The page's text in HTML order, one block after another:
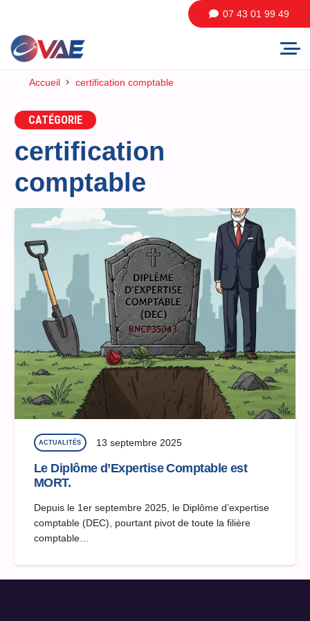
07 43 01 99 49
Accueil certification comptable
CATÉGORIE
certification
comptable
ACTUALITÉS 13 septembre 2025
Le Diplôme d’Expertise Comptable est
MORT.
Depuis le 1er septembre 2025, le Diplôme d’expertise
comptable (DEC), pourtant pivot de toute la filière
comptable…